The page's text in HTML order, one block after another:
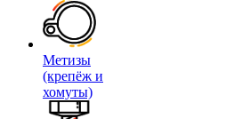
Метизы
(крепёж и
хомуты)